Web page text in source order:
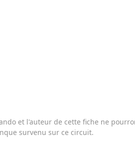
et l'auteur de cette fiche ne
survenu sur ce circuit.